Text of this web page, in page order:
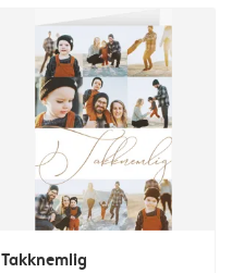
Takknemlig